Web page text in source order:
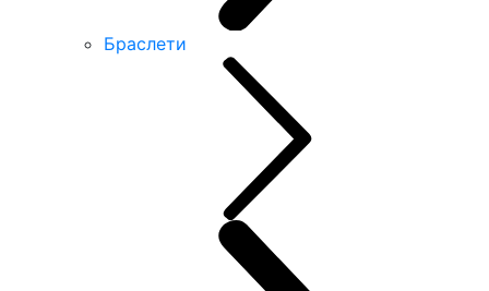
Браслети